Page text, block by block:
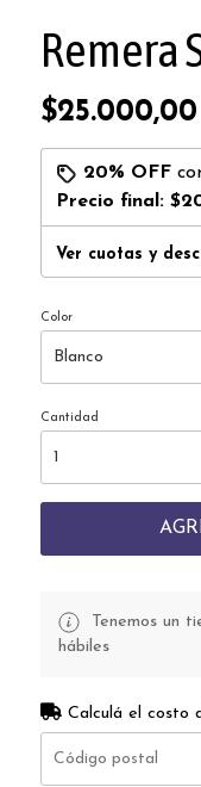
Remera
$25.000,00
20% OFF
Precio final:
Ver cuotas y
Color
Cantidad
Tenemos un
hábiles
Calculá el costo